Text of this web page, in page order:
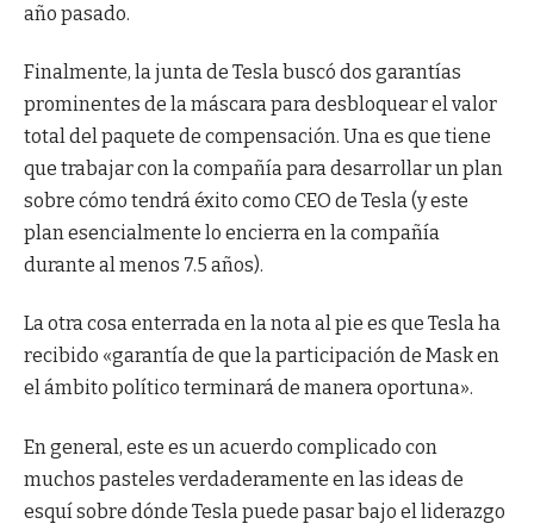
año pasado.
Finalmente, la junta de Tesla buscó dos garantías
prominentes de la máscara para desbloquear el valor
total del paquete de compensación. Una es que tiene
que trabajar con la compañía para desarrollar un plan
sobre cómo tendrá éxito como CEO de Tesla (y este
plan esencialmente lo encierra en la compañía
durante al menos 7.5 años).
La otra cosa enterrada en la nota al pie es que Tesla ha
recibido «garantía de que la participación de Mask en
el ámbito político terminará de manera oportuna».
En general, este es un acuerdo complicado con
muchos pasteles verdaderamente en las ideas de
esquí sobre dónde Tesla puede pasar bajo el liderazgo